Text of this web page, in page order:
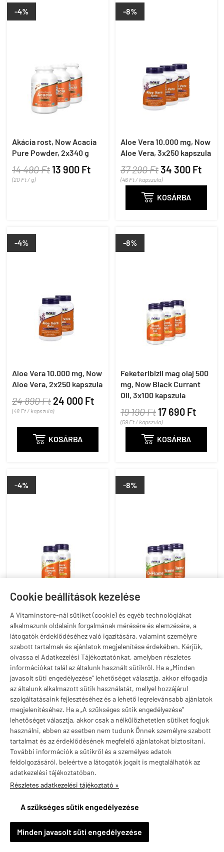
Cookie beállítások kezelése
A Vitaminstore-nál sütiket (cookie) és egyéb technológiákat
alkalmazunk oldalaink forgalmának mérésére és elemzésére, a
látogatók érdeklődéséhez való igazítására, valamint személyre
szabott tartalmak és ajánlatok megjelenítése érdekében. Kérjük,
olvassa el Adatkezelési Tájékoztatónkat, amelyben részletes
információkat talál az általunk használt sütikről. Ha a „Minden
javasolt süti engedélyezése” lehetőséget választja, akkor elfogadja
az általunk alkalmazott sütik használatát, mellyel hozzájárul
szolgáltatásaink fejlesztéséhez és a lehető legrelevánsabb ajánlatok
megjelenítéséhez. Ha a „A szükséges sütik engedélyezése”
lehetőséget választja, akkor csak a nélkülözhetetlen sütiket fogjuk
használni, ebben az esetben nem tudunk Önnek személyre szabott
tartalmat és az érdeklődésének megfelelő ajánlatokat biztosítani.
További információk a sütikről és a személyes adatok
feldolgozásáról, beleértve a látogatók jogait is megtalálhatók az
adatkezelési tájékoztatóban.
Részletes adatkezelési tájékoztató »
A szükséges sütik engedélyezése
Minden javasolt süti engedélyezése
-4%
Akácia rost, Now Acacia
Pure Powder, 2x340 g
14 490 Ft 13 900 Ft
(20 Ft / g)
-8%
Aloe Vera 10.000 mg, Now
Aloe Vera, 3x250 kapszula
37 290 Ft34 300 Ft
(46 Ft / kapszula)
 KOSÁRBA
-4%
Aloe Vera 10.000 mg, Now
Aloe Vera, 2x250 kapszula
24 890 Ft 24 000 Ft
(48 Ft / kapszula)
 KOSÁRBA
-8%
Feketeribizli mag olaj 500
mg, Now Black Currant
Oil, 3x100 kapszula
19 190 Ft 17 690 Ft
(59 Ft / kapszula)
 KOSÁRBA
-4%
Feketeribizli mag olaj 500
mg, Now Black Currant
Oil, 2x100 kapszula
12 790 Ft12 290 Ft
(61 Ft / kapszula)
 KOSÁRBA
-8%
Gyulladáscsökkentő és
fájdalomcsillapító, NOW
D-Flame, 3x90 kapszula
26 970 Ft24 810 Ft
(92 Ft / kapszula)
 KOSÁRBA
-4% -8%
V
Vivien Balkány településről
Vásárolt a webáruházban
9 órával ezelőtt 